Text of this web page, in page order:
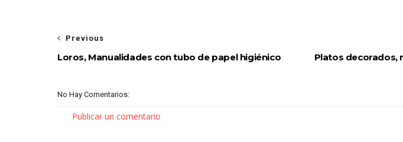
Platos decorados,
Previous
Loros, Manualidades con tubo de papel higiénico
No Hay Comentarios:
Publicar un comentario